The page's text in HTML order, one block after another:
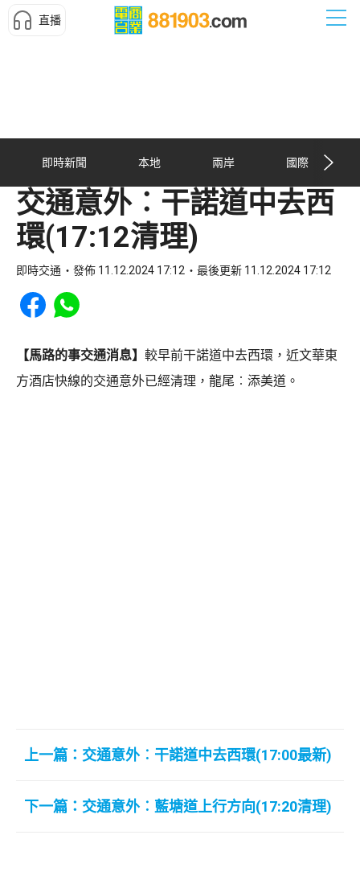
直播
即時新聞 本地 兩岸 國際
交通意外︰干諾道中去西
環(17:12清理)
即時交通 發佈 11.12.2024 17:12 最後更新 11.12.2024 17:12
Share to Facebook
Share to WhatsApp
【馬路的事交通消息】 較早前干諾道中去西環，近文華東
方酒店快線的交通意外已經清理，龍尾︰添美道。
上一篇：交通意外︰干諾道中去西環(17:00最新)
下一篇：交通意外︰藍塘道上行方向(17:20清理)